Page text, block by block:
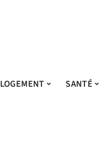
LOGEMENT SANTÉ